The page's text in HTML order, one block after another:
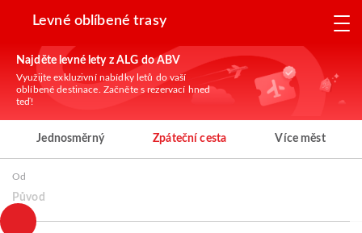
Levné oblíbené trasy
Najděte levné lety z ALG do ABV
Využijte exkluzivní nabídky letů do vaší
oblíbené destinace. Začněte s rezervací hned
teď!
Jednosměrný Zpáteční cesta Více měst
Od
Původ